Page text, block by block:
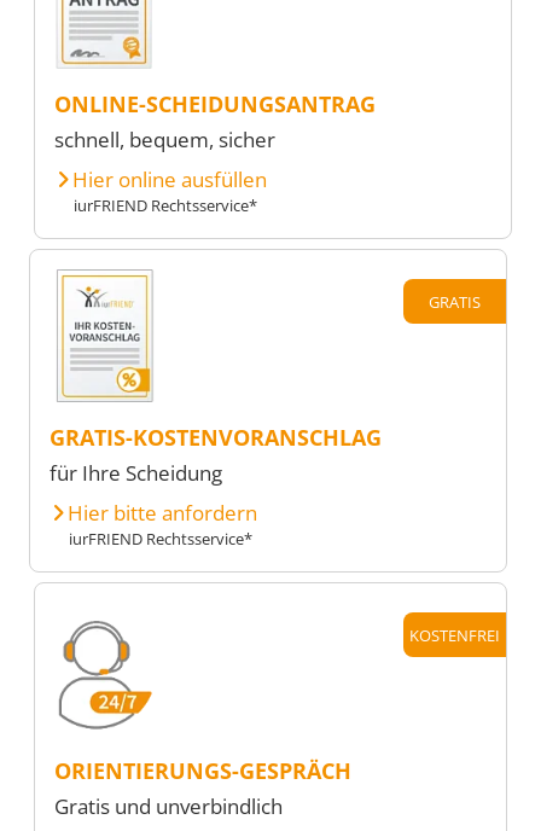
ONLINE-SCHEIDUNGSANTRAG
schnell, bequem, sicher
Hier online ausfüllen
iurFRIEND Rechtsservice*
GRATIS
GRATIS-KOSTENVORANSCHLAG
für Ihre Scheidung
Hier bitte anfordern
iurFRIEND Rechtsservice*
KOSTENFREI
ORIENTIERUNGS-GESPRÄCH
Gratis und unverbindlich